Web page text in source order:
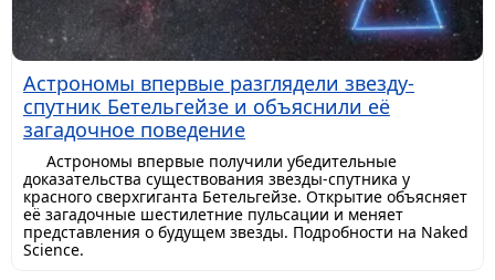
Астрономы впервые разглядели звезду-
спутник Бетельгейзе и объяснили её
загадочное поведение
Астрономы впервые получили убедительные
доказательства существования звезды-спутника у
красного сверхгиганта Бетельгейзе. Открытие объясняет
её загадочные шестилетние пульсации и меняет
представления о будущем звезды. Подробности на Naked
Science.